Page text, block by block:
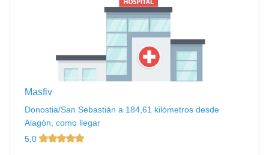
Masfiv
Donostia/San Sebastián a 184,61 kilómetros desde
Alagón, como llegar
5,0